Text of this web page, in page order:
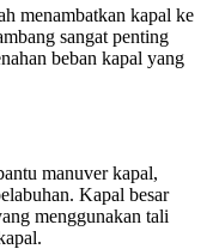
menambatkan kapal ke
sangat penting
beban kapal yang
manuver kapal,
Kapal besar
menggunakan tali